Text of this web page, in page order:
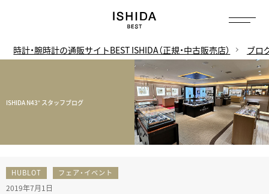
時計・腕時計の通販サイトBEST ISHIDA（正規・中古販売店） ブロ
ISHIDA N43° スタッフブログ
HUBLOT フェア・イベント
2019年7月1日